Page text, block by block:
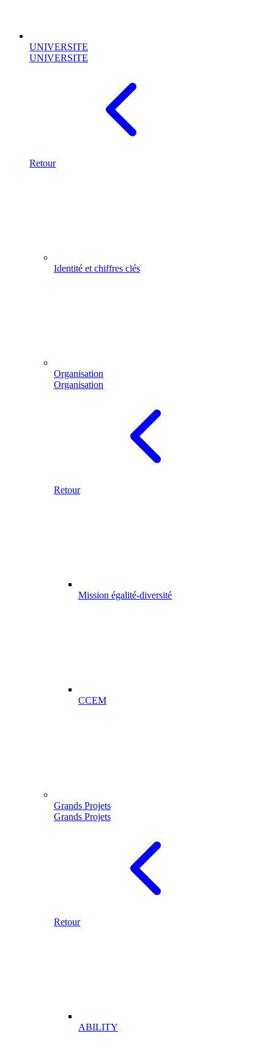
UNIVERSITE
UNIVERSITE
Retour
Identité et chiffres clés
Organisation
Organisation
Retour
Mission égalité-diversité
CCEM
Grands Projets
Grands Projets
Retour
ABILITY